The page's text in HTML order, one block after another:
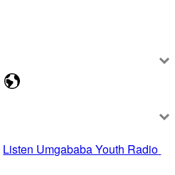
Listen Umgababa Youth Radio